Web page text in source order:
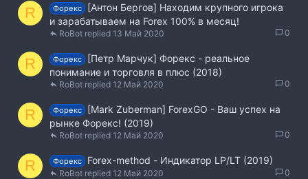
R Форекс
[Антон Бергов] Находим крупного игрока
и зарабатываем на Forex 100% в месяц!
0
13 Май 2020
RoBot
R Форекс
[Петр Марчук] Форекс - реальное
понимание и торговля в плюс (2018)
0
12 Май 2020
RoBot
R Форекс
[Mark Zuberman] ForexGO - Ваш успех на
рынке Форекс! (2019)
0
12 Май 2020
RoBot
R Форекс Forex-method - Индикатор LP/LT (2019)
0
12 Май 2020
RoBot